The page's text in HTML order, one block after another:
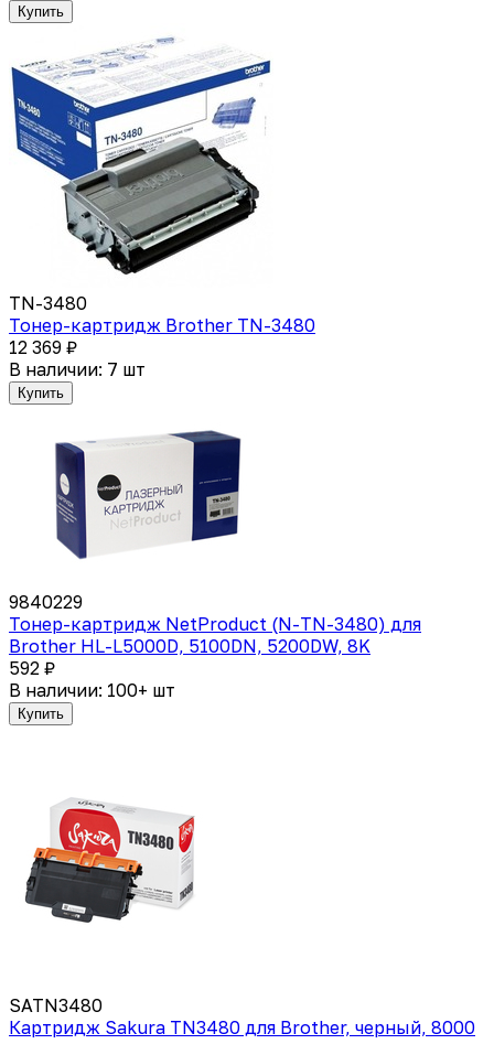
Купить
TN-3480
Тонер-картридж Brother TN-3480
12 369 ₽
В наличии: 7 шт
Купить
9840229
Тонер-картридж NetProduct (N-TN-3480) для
Brother HL-L5000D, 5100DN, 5200DW, 8K
592 ₽
В наличии: 100+ шт
Купить
SATN3480
Картридж Sakura TN3480 для Brother, черный, 8000